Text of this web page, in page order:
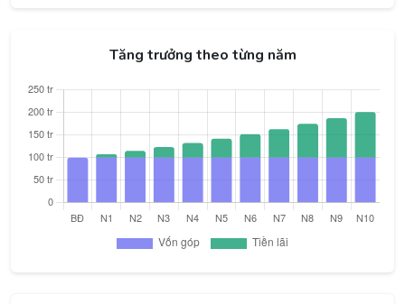
Tăng trưởng theo từng năm